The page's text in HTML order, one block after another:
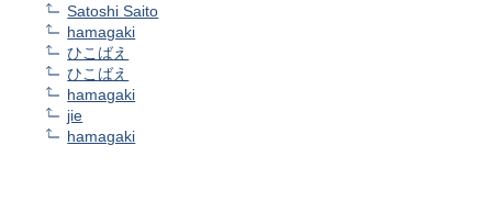
Satoshi Saito
hamagaki
ひこばえ
ひこばえ
hamagaki
jie
hamagaki